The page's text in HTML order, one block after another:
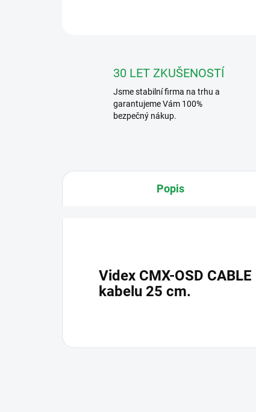
30 LET ZKUŠENOSTÍ
Jsme stabilní firma na trhu a
garantujeme Vám 100%
bezpečný nákup.
Popis
Videx CMX-OSD
kabelu 25 cm.